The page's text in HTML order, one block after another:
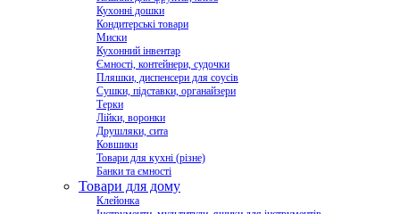
Кухонні дошки
Кондитерські товари
Миски
Кухонний інвентар
Ємності, контейнери, судочки
Пляшки, диспенсери для соусів
Сушки, підставки, органайзери
Терки
Лійки, воронки
Друшляки, сита
Ковшики
Товари для кухні (різне)
Банки та ємності
Товари для дому
Клейонка